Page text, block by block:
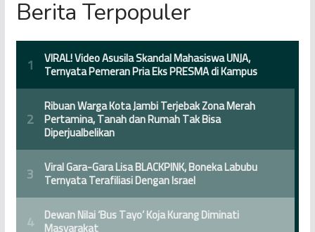
Berita Terpopuler